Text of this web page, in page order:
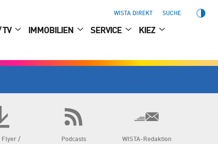
WISTA DIREKT SUCHE
TV IMMOBILIEN SERVICE KIEZ
Flyer /
Podcasts WISTA-Redaktion